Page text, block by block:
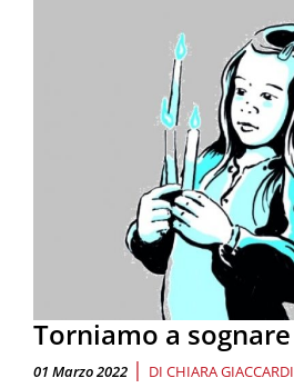
Torniamo a sognare
01 Marzo 2022 | DI CHIARA GIACCARDI